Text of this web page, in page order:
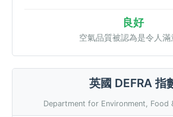
良好
空氣品質被認為是令人滿
英國 DEFRA 指
Department for Environment, Food